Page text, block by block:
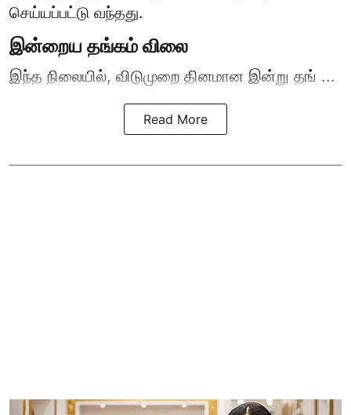
செய்யப்பட்டு வந்தது.
இன்றைய தங்கம் விலை
இந்த நிலையில், விடுமுறை தினமான இன்று தங் ...
Read More